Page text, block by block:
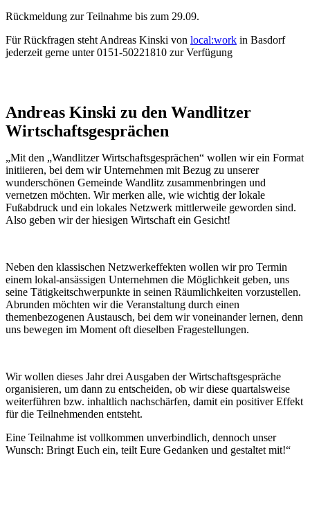
Rückmeldung zur Teilnahme bis zum 29.09.
Für Rückfragen steht Andreas Kinski von local:work in Basdorf
jederzeit gerne unter 0151-50221810 zur Verfügung
Andreas Kinski zu den Wandlitzer
Wirtschaftsgesprächen
„Mit den „Wandlitzer Wirtschaftsgesprächen“ wollen wir ein Format
initiieren, bei dem wir Unternehmen mit Bezug zu unserer
wunderschönen Gemeinde Wandlitz zusammenbringen und
vernetzen möchten. Wir merken alle, wie wichtig der lokale
Fußabdruck und ein lokales Netzwerk mittlerweile geworden sind.
Also geben wir der hiesigen Wirtschaft ein Gesicht!
Neben den klassischen Netzwerkeffekten wollen wir pro Termin
einem lokal-ansässigen Unternehmen die Möglichkeit geben, uns
seine Tätigkeitschwerpunkte in seinen Räumlichkeiten vorzustellen.
Abrunden möchten wir die Veranstaltung durch einen
themenbezogenen Austausch, bei dem wir voneinander lernen, denn
uns bewegen im Moment oft dieselben Fragestellungen.
Wir wollen dieses Jahr drei Ausgaben der Wirtschaftsgespräche
organisieren, um dann zu entscheiden, ob wir diese quartalsweise
weiterführen bzw. inhaltlich nachschärfen, damit ein positiver Effekt
für die Teilnehmenden entsteht.
Eine Teilnahme ist vollkommen unverbindlich, dennoch unser
Wunsch: Bringt Euch ein, teilt Eure Gedanken und gestaltet mit!“